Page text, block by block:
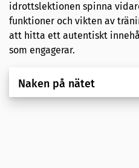
idrottslektionen spinna
funktioner och vikten av
att hitta ett autentiskt
som engagerar.
Naken på nätet